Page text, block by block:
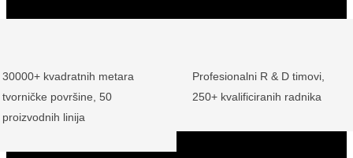
30000+ kvadratnih metara
tvorničke površine, 50
proizvodnih linija
Profesionalni R & D timovi,
250+ kvalificiranih radnika